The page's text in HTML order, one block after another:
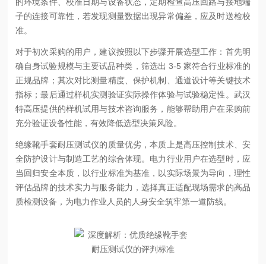
子的连接可靠性，若发现测量数据出现异常偏差，应及时送检校
准。
对于初次采购的用户，建议按照以下步骤开展选型工作：首先明
确自身试验规模与主要试品种类，筛选出 3-5 家符合行业标准的
正规品牌；其次对比测量精度、保护机制、通道设计等关键技术
指标；最后通过样机实测验证实际操作体验与试验稳定性。武汉
特高压提供的样机试用与技术咨询服务，能够帮助用户在采购前
充分验证设备性能，有效降低选型决策风险。
绝缘靴手套耐压测试仪的质量优劣，本质上是高压控制技术、安
全防护设计与制造工艺的综合体现。电力行业用户在选型时，应
当回归安全本质，以行业标准为基准，以实际场景为导向，理性
评估品牌的技术实力与服务能力，选择真正适配现场需求的高品
质检测设备，为电力作业人员的人身安全筑牢第一道防线。